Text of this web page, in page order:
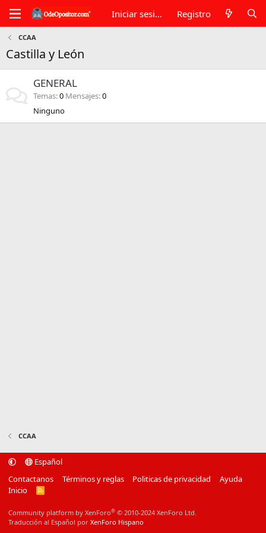
Iniciar sesión Registro
CCAA
Castilla y León
GENERAL
Temas 0 Mensajes 0
Ninguno
CCAA
Español
Contactanos
Términos y reglas Politicas de privacidad
Ayuda
Inicio
R
Community platform by XenForo® © 2010-2024 XenForo Ltd.
Traducción al Español por XenForo Hispano